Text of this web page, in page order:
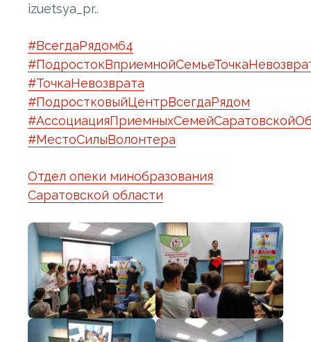
izuetsya_pr..
#ВсегдаРядом64
#ТочкаНевозврата
#ПодростковыйЦентрВсегдаРядом
#МестоСилыВолонтера
Отдел опеки минобразования
Саратовской области